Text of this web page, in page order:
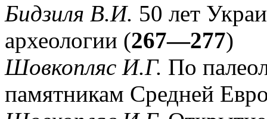
Бидзиля В.И. 50 лет
археологии (267—277)
Шовкопляс И.Г. По
памятникам Средней